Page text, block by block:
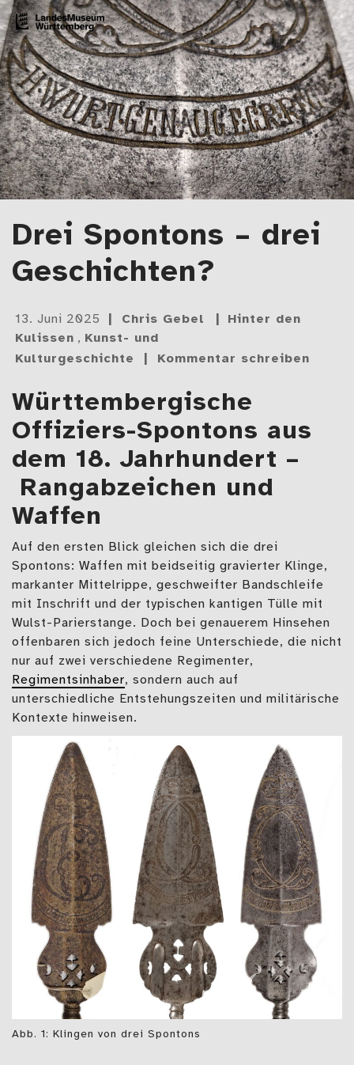
Zum Artikel springen LMW-Blog
Der Blog des Landesmuseums Württemberg
Drei Spontons – drei
Geschichten?
Gepostet
am
13. Juni 2025 Chris Gebel
Hinter den
Kulissen , Kunst- und
Kulturgeschichte
Kommentar schreiben
Württembergische
Offiziers-Spontons aus
dem 18. Jahrhundert –
Rangabzeichen und
Waffen
Auf den ersten Blick gleichen sich die drei
Spontons: Waffen mit beidseitig gravierter Klinge,
markanter Mittelrippe, geschweifter Bandschleife
mit Inschrift und der typischen kantigen Tülle mit
Wulst-Parierstange. Doch bei genauerem Hinsehen
offenbaren sich jedoch feine Unterschiede, die nicht
nur auf zwei verschiedene Regimenter,
Regimentsinhaber, sondern auch auf
unterschiedliche Entstehungszeiten und militärische
Kontexte hinweisen.
Abb. 1: Klingen von drei Spontons